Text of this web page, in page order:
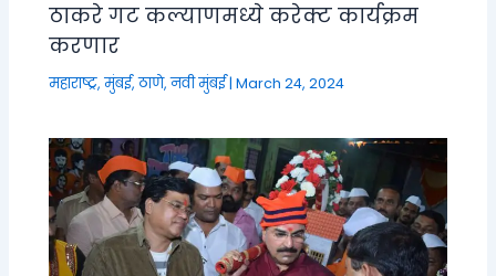
ठाकरे गट कल्याणमध्ये करेक्ट कार्यक्रम
करणार
महाराष्ट्र,मुंबई, ठाणे, नवी मुंबई|March 24, 2024